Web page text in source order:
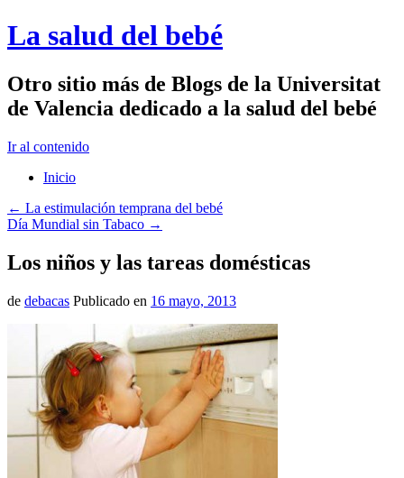
La salud del bebé
Otro sitio más de Blogs de la Universitat
de Valencia dedicado a la salud del bebé
Ir al contenido
Inicio
← La estimulación temprana del bebé
Día Mundial sin Tabaco →
Los niños y las tareas domésticas
de debacas Publicado en 16 mayo, 2013